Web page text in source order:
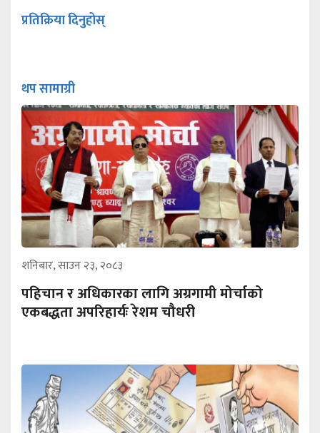
प्रतिक्रिया दिनुहोस्
थप सामाग्री
शनिबार, साउन २३, २०८३
पहिचान र अधिकारका लागि अग्रगामी मोर्चाको
एकबद्धता अपरिहार्यः रेशम चौधरी